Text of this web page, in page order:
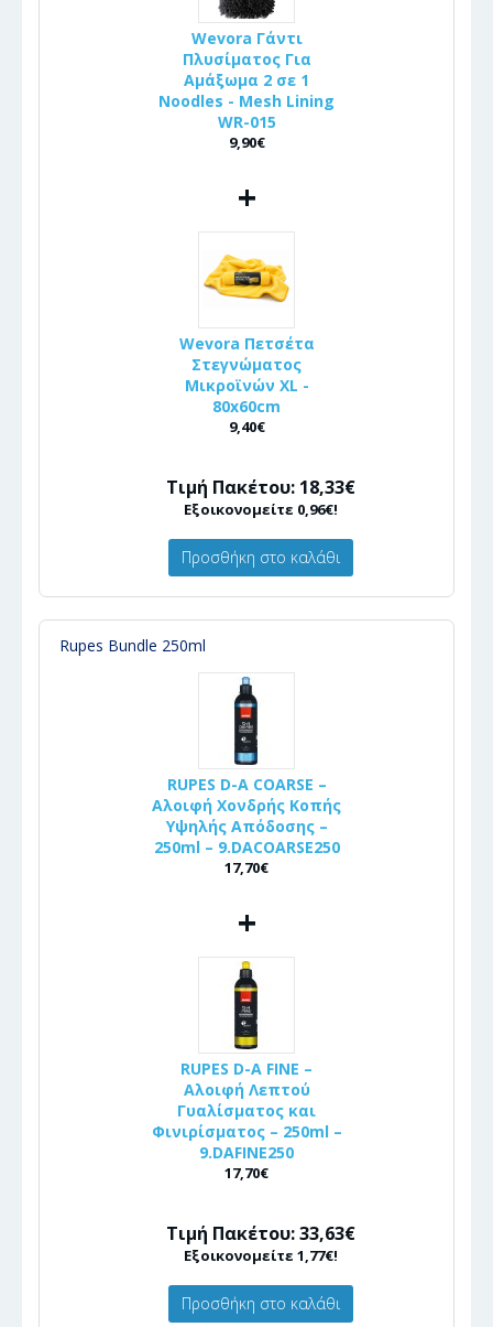
Wevora Γάντι
Πλυσίματος Για
Αμάξωμα 2 σε 1
Noodles - Mesh Lining
WR-015
9,90€
+
Wevora Πετσέτα
Στεγνώματος
Μικροϊνών XL -
80x60cm
9,40€
Τιμή Πακέτου: 18,33€
Εξοικονομείτε 0,96€!
Προσθήκη στο καλάθι
Rupes Bundle 250ml
RUPES D-A COARSE –
Αλοιφή Χονδρής Κοπής
Υψηλής Απόδοσης –
250ml – 9.DACOARSE250
17,70€
+
RUPES D-A FINE –
Αλοιφή Λεπτού
Γυαλίσματος και
Φινιρίσματος – 250ml –
9.DAFINE250
17,70€
Τιμή Πακέτου: 33,63€
Εξοικονομείτε 1,77€!
Προσθήκη στο καλάθι